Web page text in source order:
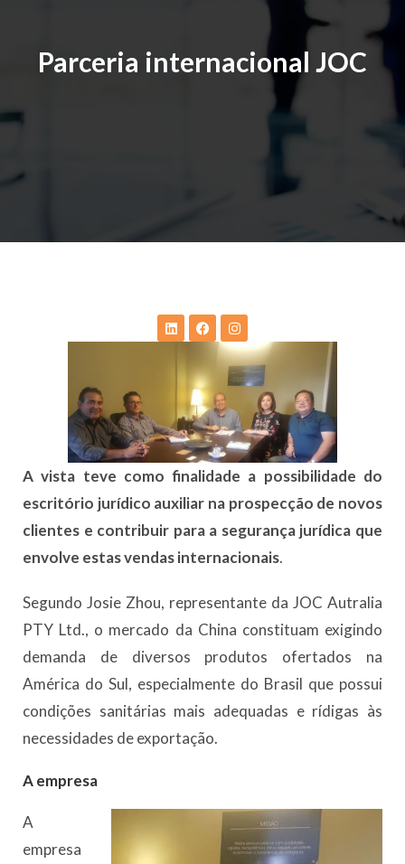
Parceria internacional JOC
A vista teve como finalidade a possibilidade do
escritório jurídico auxiliar na prospecção de novos
clientes e contribuir para a segurança jurídica que
envolve estas vendas internacionais.
Segundo Josie Zhou, representante da JOC Autralia
PTY Ltd., o mercado da China constituam exigindo
demanda de diversos produtos ofertados na
América do Sul, especialmente do Brasil que possui
condições sanitárias mais adequadas e rídigas às
necessidades de exportação.
A empresa
A
empresa